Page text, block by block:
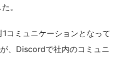
。
コミュニケーションとなって
、Discordで社内のコミュニ